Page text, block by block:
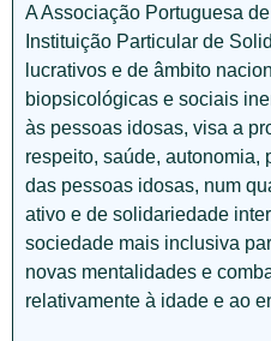
A Associação Portuguesa
Instituição Particular de
lucrativos e de âmbito
biopsicológicas e sociais
às pessoas idosas, visa a
respeito, saúde, autonomia,
das pessoas idosas, num
ativo e de solidariedade
sociedade mais inclusiva
novas mentalidades e
relativamente à idade e ao